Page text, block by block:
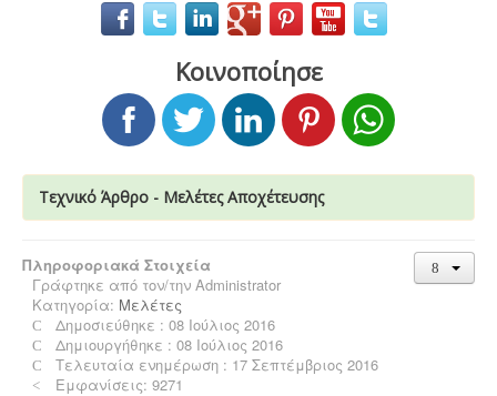
Μελέτη προστασίας δεδομένων πελατών (GDPR)
Στις 25-05-2018 τίθεται σε εφαρμογή ο
ευρωπαϊκός κανονισμός προστασίας δεδομένων
(GDPR), σύμφωνα με τον οποίο όλες οι επιχειρήσεις με
Ευρωπαίους πελάτες (περιλαμβανομένων και των
Ελλήνων) θα πρέπει να μπορούν να αποδείξουν, με την
Κοινοποίησε
Τεχνικό Άρθρο - Μελέτες Αποχέτευσης
Πληροφοριακά Στοιχεία
Γράφτηκε από τον/την Administrator
Κατηγορία: Μελέτες
Δημοσιεύθηκε : 08 Ιούλιος 2016
Δημιουργήθηκε : 08 Ιούλιος 2016
Τελευταία ενημέρωση : 17 Σεπτέμβριος 2016
Εμφανίσεις: 9271